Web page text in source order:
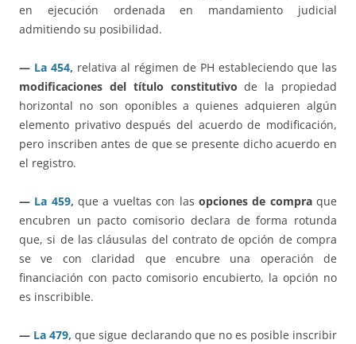
en ejecución ordenada en mandamiento judicial
admitiendo su posibilidad.
— La 454, relativa al régimen de PH estableciendo que las
modificaciones del título constitutivo de la propiedad
horizontal no son oponibles a quienes adquieren algún
elemento privativo después del acuerdo de modificación,
pero inscriben antes de que se presente dicho acuerdo en
el registro.
— La 459, que a vueltas con las opciones de compraque
encubren un pacto comisorio declara de forma rotunda
que, si de las cláusulas del contrato de opción de compra
se ve con claridad que encubre una operación de
financiación con pacto comisorio encubierto, la opción no
es inscribible.
— La 479, que sigue declarando que no es posible inscribir